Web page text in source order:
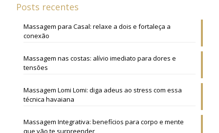
Posts recentes
Massagem para Casal: relaxe a dois e fortaleça a
conexão
Massagem nas costas: alívio imediato para dores e
tensões
Massagem Lomi Lomi: diga adeus ao stress com essa
técnica havaiana
Massagem Integrativa: benefícios para corpo e mente
que vão te surpreender